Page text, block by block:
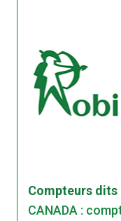
Compteurs
CANADA :